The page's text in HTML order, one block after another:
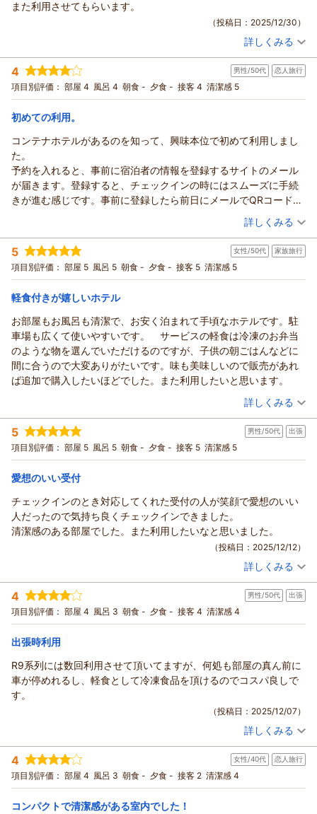
ありがとうございます。 ご滞在に関しまして、ご満足頂けたよ
うでスタッフ一同大変嬉しく存じます。 今後も、お客様により
一層ご満足頂けるホテルを目指して参りますので、またお近く
にお越しの際には、ぜひ当ホテルをご利用くださいませ。また
のお越しをスタッフ一同、心からお待ち申し上げております。
HOTEL R9 The Yard丸亀 スタッフ一同
（返信日：2026/02/16）
また利用させてもらいます。
（投稿日：2025/12/30）
投稿者： けむしけーさん(女性/40代)
宿泊プラン： 【じゃらんのお得な10日間】ビジネスや観光の拠点に♪軽食＆
ホットドリンク付【駐車場至近＆無料】
ダブル 食事なし
宿泊価格帯： 4,001～5,000円(大人一人あたり/税込)
この度はHOTEL R9 The Yard丸亀をご利用いただきまして誠に
ありがとうございます。
ご滞在に関しまして、ご満足頂けたようでスタッフ一同大変嬉
しく存じます。
今後も、お客様により一層ご満足頂けるホテルを目指して参り
ますので、またお近くにお越しの際には、ぜひ当ホテルをご利
用くださいませ。またのお越しをスタッフ一同、心からお待ち
申し上げております。
HOTEL R9 The Yard丸亀 スタッフ一同
（返信日：2026/01/01）
詳しくみる
4 男性/50代 恋人旅行
項目別評価： 部屋 4 風呂 4 朝食 - 夕食 - 接客 4 清潔感 5
初めての利用。
コンテナホテルがあるのを知って、興味本位で初めて利用しまし
た。
予約を入れると、事前に宿泊者の情報を登録するサイトのメール
が届きます。登録すると、チェックインの時にはスムーズに手続
きが進む感じです。事前に登録したら前日にメールでQRコードが
届いてチェックインに使用することになっていましたが、チェッ
クイン時はフロントの方がいてQRコードは不要でした。フロント
の方も丁寧な説明をしてくれて、部屋の案内もカードキーのほか
に部屋の位置の配置図を渡されて、部屋の位置もわかりやすかっ
たです。
ロントで自由に利用出来たり。軽食はカレーやピラフなど5種類の
中から選べます。部屋に電子レンジがあって温めて食べれます。
部屋に冷凍庫も付いている本格的な冷蔵庫が設置されています。
冷凍の軽食をチェックイン時にもらって次の日の朝に食べること
も可能です。
部屋はコンテナの中というのを感じさせない作りで、ほかのビジ
エアコン使用時に室外機の音が結構響きました。外の騒音は気に
なりませんでしたが、これだけはちょっと残念でした。静かに過
ごしたいときはフロントで耳栓が用意されています。２４時間の
ありました。
値段もリーズナブルで、近くにコンビニもあって、全く不自由な
く過ごせます。また利用したいと思えるホテルでした。
予約するとき、利用する前日になると、価格が大きく下がること
があります。もし安く利用したい場合は注意が必要かも。でも満
（投稿日：2025/12/16）
宿泊時期： 2025年12月宿泊 (恋人旅行)
投稿者： piccyoさん
宿泊プラン： 【スタンダード】ビジネスや観光の拠点に♪軽食＆ホットドリ
ンク付【駐車場至近＆無料】
ダブル 食事なし
宿泊価格帯： 5,001～6,000円(大人一人あたり/税込)
HOTEL R9 The Yard 丸亀からの返信
この度はHOTEL R9 The Yard丸亀をご利用いただきまして誠に
ありがとうございます。ご滞在に関しまして、ご満足頂けたよ
うでスタッフ一同大変嬉しく存じます。 今後も、お客様により
一層ご満足頂けるホテルを目指して参りますので、またお近く
にお越しの際には、ぜひ当ホテルをご利用くださいませ。また
のお越しをスタッフ一同、心からお待ち申し上げております。
（返信日：2025/12/17）
詳しくみる
5 女性/50代 家族旅行
項目別評価： 部屋 5 風呂 5 朝食 - 夕食 - 接客 5 清潔感 5
軽食付きが嬉しいホテル
お部屋もお風呂も清潔で、お安く泊まれて手頃なホテルです。駐
車場も広くて使いやすいです。 サービスの軽食は冷凍のお弁当
のような物を選んでいただけるのですが、子供の朝ごはんなどに
間に合うので大変ありがたいです。味も美味しいので販売があれ
ば追加で購入したいほどでした。また利用したいと思います。
（投稿日：2025/12/14）
宿泊時期： 2025年11月宿泊 (家族旅行)
投稿者： yu.n.916さん
宿泊プラン： 【スタンダード】ビジネスや観光の拠点に♪軽食＆ホットドリ
ンク付【駐車場至近＆無料】
ダブル 食事なし
宿泊価格帯： 5,001～6,000円(大人一人あたり/税込)
HOTEL R9 The Yard 丸亀からの返信
HOTEL R9 The Yard 丸亀からの返信
この度はHOTEL R9 The Yard丸亀をご利用いただきまして誠に
ありがとうございます。ご滞在に関しまして、ご満足頂けたよ
うでスタッフ一同大変嬉しく存じます。 今後も、お客様により
一層ご満足頂けるホテルを目指して参りますので、またお近く
にお越しの際には、ぜひ当ホテルをご利用くださいませ。また
のお越しをスタッフ一同、心からお待ち申し上げております。
HOTEL R9 The Yard丸亀 スタッフ一同
詳しくみる
5 男性/50代 出張
項目別評価： 部屋 5 風呂 5 朝食 - 夕食 - 接客 5 清潔感 5
愛想のいい受付
チェックインのとき対応してくれた受付の人が笑顔で愛想のいい
人だったので気持ち良くチェックインできました。
清潔感のある部屋でした。また利用したいなと思いました。
（投稿日：2025/12/12）
投稿者： だつおさん(男性/50代)
宿泊プラン： 【スタンダード】ビジネスや観光の拠点に♪軽食＆ホットドリ
ンク付【駐車場至近＆無料】
ダブル 食事なし
宿泊価格帯： 5,001～6,000円(大人一人あたり/税込)
この度はHOTEL R9 The Yard丸亀をご利用いただきまして誠に
ありがとうございます。ご滞在に関しまして、ご満足頂けたよ
うでスタッフ一同大変嬉しく存じます。 今後も、お客様により
一層ご満足頂けるホテルを目指して参りますので、またお近く
にお越しの際には、ぜひ当ホテルをご利用くださいませ。また
のお越しをスタッフ一同、心からお待ち申し上げております。
（返信日：2025/12/13）
詳しくみる
4 男性/50代 出張
項目別評価： 部屋 4 風呂 3 朝食 - 夕食 - 接客 4 清潔感 4
出張時利用
R9系列には数回利用させて頂いてますが、何処も部屋の真ん前に
車が停めれるし、軽食として冷凍食品を頂けるのでコスパ良しで
す。
（投稿日：2025/12/07）
投稿者： たらさん(男性/50代)
宿泊プラン： 【連泊プラン（エコ清掃）】ECOでお得な連泊割！軽食＆ホッ
トドリンク付【駐車場至近＆無料】
ダブル 食事なし
宿泊価格帯： 5,001～6,000円(大人一人あたり/税込)
詳しくみる
4 女性/40代 恋人旅行
項目別評価： 部屋 4 風呂 3 朝食 - 夕食 - 接客 2 清潔感 4
コンパクトで清潔感がある室内でした！